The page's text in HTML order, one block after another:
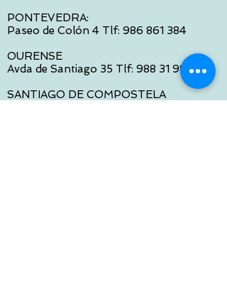
PONTEVEDRA:
Paseo de Colón 4 Tlf: 986 861 384
OURENSE
Avda de Santiago 35 Tlf: 988 31 98 26
SANTIAGO DE COMPOSTELA